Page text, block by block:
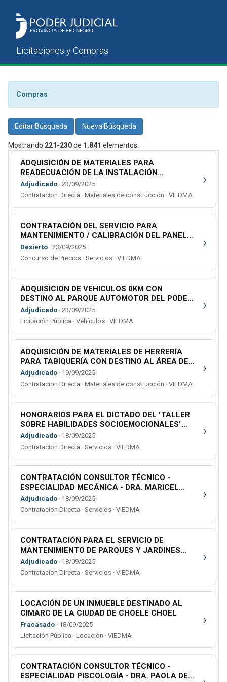
Compras
Editar Búsqueda Nueva Búsqueda
Mostrando 221-230de 1.841 elementos.
ADQUISICIÓN DE MATERIALES PARA
READECUACIÓN DE LA INSTALACIÓN
ELÉCTRICA Y REDES CON DESTINO A LA
OFICINA DE MANDAMIENTOS Y A LAS
Adjudicado · 23/09/2025
Contratacion Directa · Materiales de construcción · VIEDMA
›
CONTRATACIÓN DEL SERVICIO PARA
MANTENIMIENTO / CALIBRACIÓN DEL PANEL
AGFA DX-D 40C DEPENDIENTE DEL CIF DE LA 1°
CIRCUNSCRIPCIÓN JUDICIAL
Desierto · 23/09/2025
Concurso de Precios · Servicios · VIEDMA
›
ADQUISICION DE VEHICULOS 0KM CON
DESTINO AL PARQUE AUTOMOTOR DEL PODER
JUDICIAL
Adjudicado · 23/09/2025
Licitación Pública · Vehículos · VIEDMA
›
ADQUISICIÓN DE MATERIALES DE HERRERÍA
PARA TABIQUERÍA CON DESTINO AL ÁREA DE
MANTENIMIENTO DEL PODER JUDICIAL
Adjudicado · 19/09/2025
Contratacion Directa · Materiales de construcción · VIEDMA
›
HONORARIOS PARA EL DICTADO DEL "TALLER
SOBRE HABILIDADES SOCIOEMOCIONALES"
CON DESTINO A ORGANISMOS VARIOS DE
BARILOCHE Y EL BOLSÓN (DISPOSICIÓN N°
Adjudicado · 18/09/2025
Contratacion Directa · Servicios · VIEDMA
›
CONTRATACIÓN CONSULTOR TÉCNICO -
ESPECIALIDAD MECÁNICA - DRA. MARICEL
VIOTTI ZILLI - FISCALÍA N° 1 VIEDMA - LEGAJO
MPF-VI-00850-2025
Adjudicado · 18/09/2025
Contratacion Directa · Servicios · VIEDMA
›
CONTRATACIÓN PARA EL SERVICIO DE
MANTENIMIENTO DE PARQUES Y JARDINES
CON DESTINO A ORGANISMOS VARIOS DE LAS
LOCALIDADES DE GENERAL ROCA Y ALLEN
Adjudicado · 18/09/2025
Contratacion Directa · Servicios · VIEDMA
›
LOCACIÓN DE UN INMUEBLE DESTINADO AL
CIMARC DE LA CIUDAD DE CHOELE CHOEL
Fracasado · 18/09/2025
Licitación Pública · Locación · VIEDMA
›
CONTRATACIÓN CONSULTOR TÉCNICO -
ESPECIALIDAD PISCOLOGÍA - DRA. PAOLA DEL